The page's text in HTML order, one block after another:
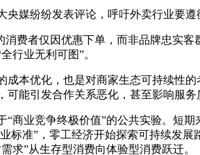
纷纷发表评论，呼吁外卖行业要遵
者仅因优惠下单，而非品牌忠实客
行业无利可图”。
优化，也是对商家生态可持续性
能引发合作关系恶化，甚至影响服务
业竞争终极价值”的公共实验。短
标准”，零工经济开始探索可持续发
求”从生存型消费向体验型消费跃迁。